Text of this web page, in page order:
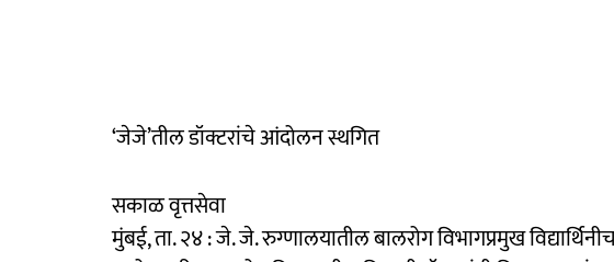
‘जेजे’तील डॉक्टरांचे आंदोलन स्थगित
सकाळ वृत्तसेवा
मुंबई, ता. २४ : जे. जे. रुग्णालयातील बालरोग विभागप्रमुख